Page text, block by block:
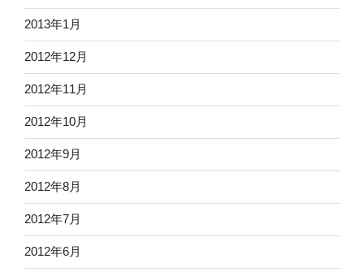
2013年1月
2012年12月
2012年11月
2012年10月
2012年9月
2012年8月
2012年7月
2012年6月